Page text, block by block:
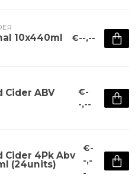
10x440ml €--,--
Cider ABV
€-
-,--
Cider 4Pk Abv
(24units)
€-
-,-
-